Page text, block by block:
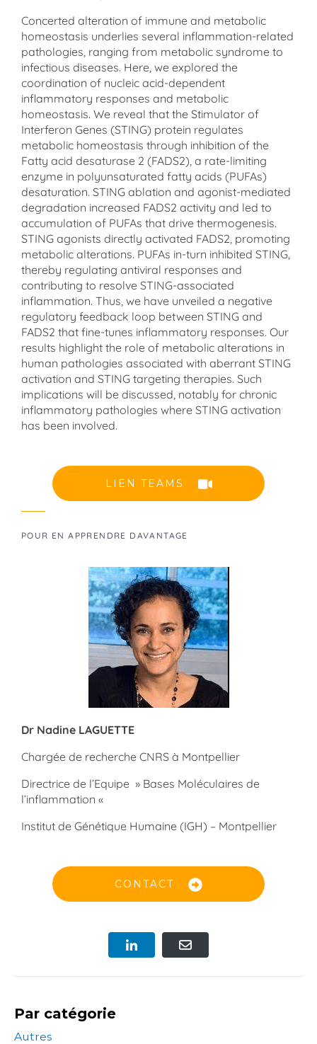
Concerted alteration of immune and metabolic
homeostasis underlies several inflammation-related
pathologies, ranging from metabolic syndrome to
infectious diseases. Here, we explored the
coordination of nucleic acid-dependent
inflammatory responses and metabolic
homeostasis. We reveal that the Stimulator of
Interferon Genes (STING) protein regulates
metabolic homeostasis through inhibition of the
Fatty acid desaturase 2 (FADS2), a rate-limiting
enzyme in polyunsaturated fatty acids (PUFAs)
desaturation. STING ablation and agonist-mediated
degradation increased FADS2 activity and led to
accumulation of PUFAs that drive thermogenesis.
STING agonists directly activated FADS2, promoting
metabolic alterations. PUFAs in-turn inhibited STING,
thereby regulating antiviral responses and
contributing to resolve STING-associated
inflammation. Thus, we have unveiled a negative
regulatory feedback loop between STING and
FADS2 that fine-tunes inflammatory responses. Our
results highlight the role of metabolic alterations in
human pathologies associated with aberrant STING
activation and STING targeting therapies. Such
implications will be discussed, notably for chronic
inflammatory pathologies where STING activation
has been involved.
LIEN TEAMS
POUR EN APPRENDRE DAVANTAGE
Dr Nadine LAGUETTE
Chargée de recherche CNRS à Montpellier
Directrice de l’Equipe » Bases Moléculaires de
l’inflammation «
Institut de Génétique Humaine (IGH) – Montpellier
CONTACT
Par catégorie
Autres